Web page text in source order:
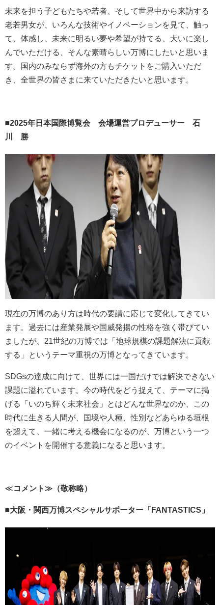
未来を担う子どもたちや若者、そして世界中から来訪する
老若男女が、いろんな技術やイノベーションを見て、触っ
て、体感し、未来に明るい夢や希望が持てる、大いに楽し
んでいただける、そんな素晴らしい万博にしたいと思いま
す。国内のみならず海外の方もチケットをご購入いただ
き、全世界の皆さまに来ていただきたいと思います。
■2025年日本国際博覧会 会場運営プロデューサー 石
川 勝
現在の万博のあり方は時代の要請に応じて変化してきてい
ます。過去には産業発展や国威発揚の性格を強く帯びてい
ましたが、21世紀の万博では「地球規模の課題解決に貢献
する」というテーマ重視の万博となってきています。
SDGsの達成に向けて、世界には一国だけでは解決できない
課題に溢れています。今の時代をどう捉えて、テーマに掲
げる「いのち輝く未来社会」とはどんな世界なのか、この
時代に生きる人間が、国境や人種、性別などあらゆる垣根
を超えて、一緒に考える機会になるのが、万博という一つ
のイベントを開催する意義になると思います。
≪コメント≫（敬称略）
■大阪・関西万博スペシャルサポーター「 FANTASTICS 」